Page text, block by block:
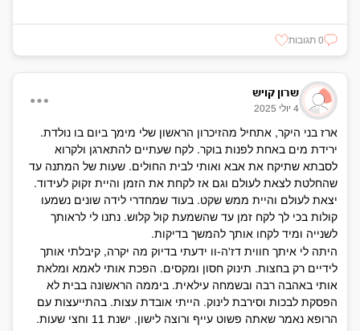
תמיד מלווה בהרבה עשייה, ואני קצת הייתי בעולם משלי בתוך
המחשבות שלי וקצת הלכתי לאיבוד. פשוט עבר עלי הרבה ואיכשהו
הרגשתי שראית אותי. שכולם כל הזמן רצים ואתה עצרת רגע
להתעניין באמת. היית מאוד אכפתי, היה לך חשוב שלאנשים סביבך
יהיה טוב. שנהנה ביחד ודאגת לזמן איכות משותף. להושיב את כל
הבני דודים למטה במרתף אצלכם לצפות בסרטים או לשחק משחקי
קופסה. אני רוצה להיות יותר כמוך בקטע הזה.
הרבה השתנה מאז שהלכת. אני מרגישה שזו היתה רעידת אדמה. או
כמו שעוקרים עץ וגדול ויפה מהאדמה עם השורשים ואז נפער חור
ענק.
ככה הסתובבנו בעולם, עם החור הזה בלב. תחושת החוסר שלך.
במיוחד הקטע הזה, שהיית אז בערך בגיל שלי, שזה לא היה הזמן, זה
שבר את טבע הסדר בחיים זה מה שבעיקר הרעיד אותי.
עברו 6 שנים
בהתחלה היה ממש קשה. ב2018 ישר טסתי לטורניר בצרפת ופשוט
בכיתי שם ביחד עם חברה שנפרדה מבן הזוג שלה. ואני בכיתי עליך.
ככל שהזמן עבר זה הרגיש שזה לא נהיה קל יותר רק שאנחנו לומדים
0 תגובות
שרון קויש
4 יולי 2025
ארז בני היקר, אתחיל מהזיכרון הראשון שלי מימך ביום בו נולדת.
ירידת מים באחת לפנות בוקר. לקח שעתיים להתארגן ולקרוא
לסבתא שתיקח את אבא ואותי לבית החולים. שעות של המתנה עד
שהחלטת לצאת לעולם וגם אז לקחת את הזמן והיית זקוק לעידוד.
יצאת לעולם והיית ממש שקט. בעוד שמחדרי לידה שונים נשמעו
קולות בכי לך לקח זמן עד שהשמעת קול קלוש. נתנו לי לראותך
לשנייה ומיד לקחו אותך להמשך בדיקות.
היתה לי איתך חווית דז'ה-וו ידעתי בדיוק מה יקרה, קיבלתי אותך
לידיים רק בחצות. תינוק חסון ומקסים. הפכת אותי לאמא ומלאת
אותי באהבה רבה ובשמחה עילאית. ביממה הראשונה בבית לא
הפסקת לבכות וסירבת לינוק. הייתי אובדת עצות. בהתייעצות עם
הרופא נאמר שאתה פשוט עייף ורוצה לישון. ישנת 11 וחצי שעות.